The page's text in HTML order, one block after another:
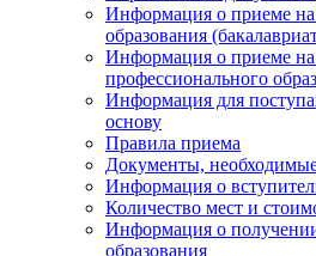
Информация о приеме
образования
Информация о приеме на
профессионального
Информация для
основу
Правила приема
Документы,
Информация о
Количество мест и
Информация о
образования